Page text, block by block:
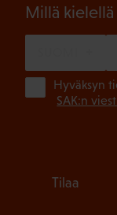
Millä
Hyväksyn
SAK:n
Tilaa